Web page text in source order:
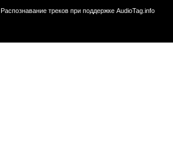
Распознавание треков при поддержке AudioTag.info